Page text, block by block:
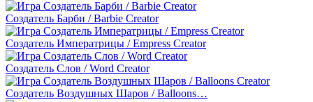
Создатель Барби / Barbie Creator
Создатель Императрицы / Empress Creator
Создатель Слов / Word Creator
Создатель Воздушных Шаров / Balloons…